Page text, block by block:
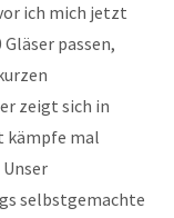
ich mich jetzt
Gläser passen,
zeigt sich in
kämpfe mal
selbstgemachte